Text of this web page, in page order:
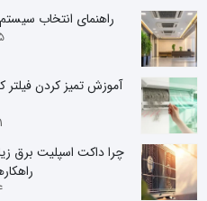
راهنمای انتخاب
15
آموزش تمیز کردن
11
چرا داکت اسپلیت برق
4